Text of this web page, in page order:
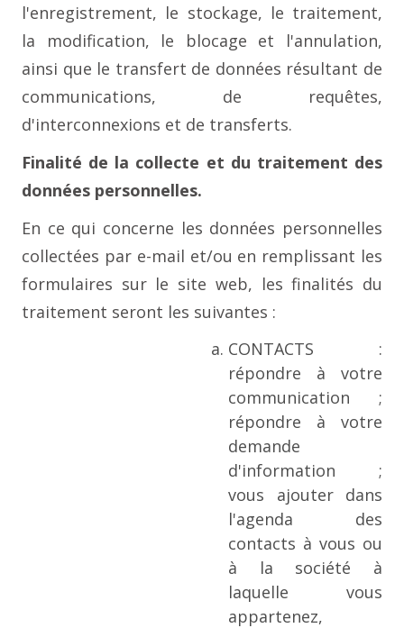
l'enregistrement, le stockage, le traitement,
la modification, le blocage et l'annulation,
ainsi que le transfert de données résultant de
communications, de requêtes,
d'interconnexions et de transferts.
Finalité de la collecte et du traitement des
données personnelles.
En ce qui concerne les données personnelles
collectées par e-mail et/ou en remplissant les
formulaires sur le site web, les finalités du
traitement seront les suivantes :
CONTACTS :
répondre à votre
communication ;
répondre à votre
demande
d'information ;
vous ajouter dans
l'agenda des
contacts à vous ou
à la société à
laquelle vous
appartenez,